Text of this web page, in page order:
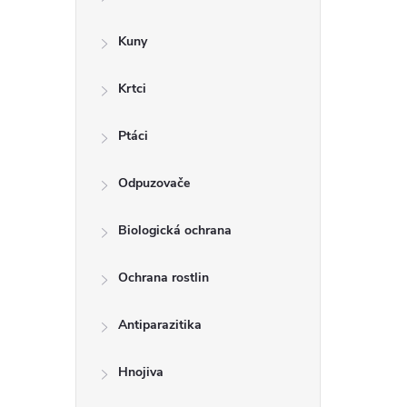
Kuny
Krtci
Ptáci
Odpuzovače
Biologická ochrana
Ochrana rostlin
Antiparazitika
Hnojiva